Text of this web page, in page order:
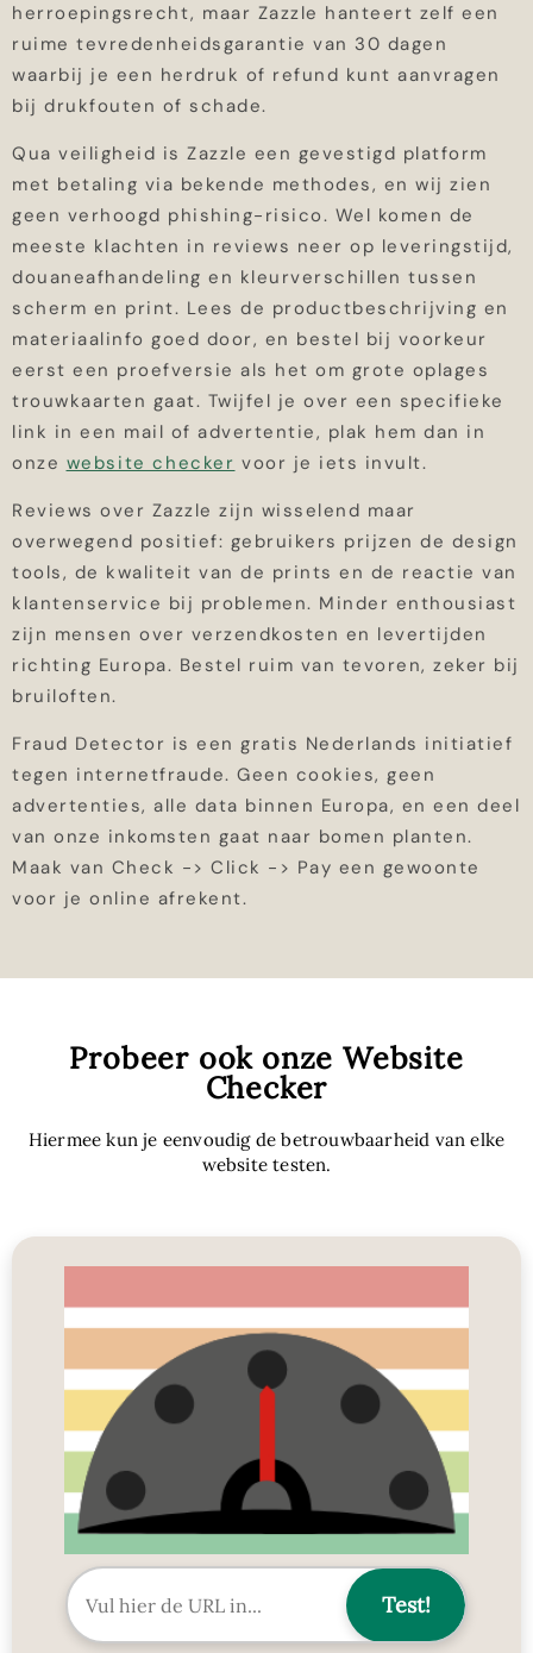
herroepingsrecht, maar Zazzle hanteert zelf een
ruime tevredenheidsgarantie van 30 dagen
waarbij je een herdruk of refund kunt aanvragen
bij drukfouten of schade.
Qua veiligheid is Zazzle een gevestigd platform
met betaling via bekende methodes, en wij zien
geen verhoogd phishing-risico. Wel komen de
meeste klachten in reviews neer op leveringstijd,
douaneafhandeling en kleurverschillen tussen
scherm en print. Lees de productbeschrijving en
materiaalinfo goed door, en bestel bij voorkeur
eerst een proefversie als het om grote oplages
trouwkaarten gaat. Twijfel je over een specifieke
link in een mail of advertentie, plak hem dan in
onze website checker voor je iets invult.
Reviews over Zazzle zijn wisselend maar
overwegend positief: gebruikers prijzen de design
tools, de kwaliteit van de prints en de reactie van
klantenservice bij problemen. Minder enthousiast
zijn mensen over verzendkosten en levertijden
richting Europa. Bestel ruim van tevoren, zeker bij
bruiloften.
Fraud Detector is een gratis Nederlands initiatief
tegen internetfraude. Geen cookies, geen
advertenties, alle data binnen Europa, en een deel
van onze inkomsten gaat naar bomen planten.
Maak van Check -> Click -> Pay een gewoonte
voor je online afrekent.
Probeer ook onze Website
Checker
Hiermee kun je eenvoudig de betrouwbaarheid van elke
website testen.